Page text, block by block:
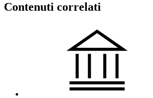
Contenuti correlati